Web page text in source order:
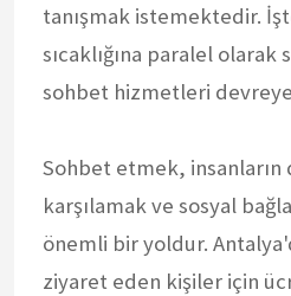
tanışmak istemektedir.
sıcaklığına paralel olarak
sohbet hizmetleri
Sohbet etmek, insanların
karşılamak ve sosyal
önemli bir yoldur.
ziyaret eden kişiler için